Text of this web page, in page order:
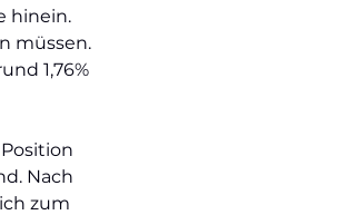
hinein.
müssen.
1,76%
Nach
zum